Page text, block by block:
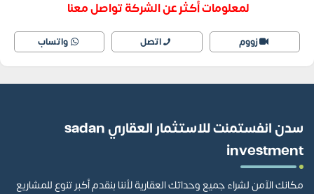
لمعلومات أكثر عن الشركة تواصل معنا
زووم اتصل واتساب
سدن انفستمنت للاستثمار العقاري sadan
investment
مكانك الآمن لشراء جميع وحداتك العقارية لأننا بنقدم أكبر تنوع للمشاريع